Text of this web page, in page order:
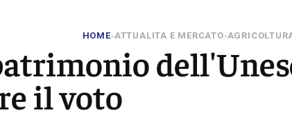
HOME»ATTUALITA E MERCATO»
il voto